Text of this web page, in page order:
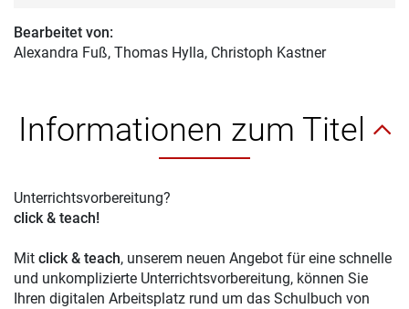
Bearbeitet von:
Alexandra Fuß, Thomas Hylla, Christoph Kastner
Informationen zum Titel
Unterrichtsvorbereitung?
click & teach!
Mit click & teach, unserem neuen Angebot für eine schnelle
und unkomplizierte Unterrichtsvorbereitung, können Sie
Ihren digitalen Arbeitsplatz rund um das Schulbuch von